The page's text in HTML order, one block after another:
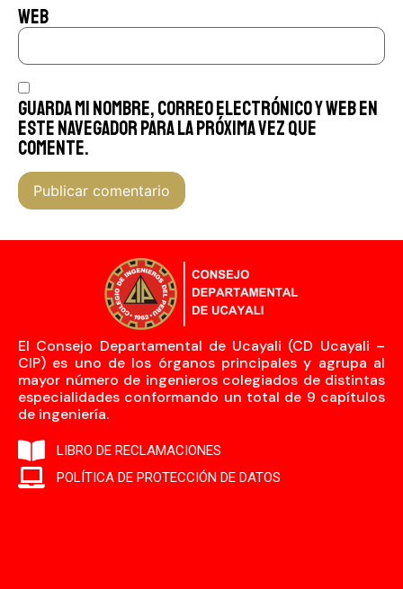
Web
Guarda mi nombre, correo electrónico y web en
este navegador para la próxima vez que
comente.
El Consejo Departamental de Ucayali (CD Ucayali –
CIP) es uno de los órganos principales y agrupa al
mayor número de ingenieros colegiados de distintas
especialidades conformando un total de 9 capítulos
de ingeniería.
LIBRO DE RECLAMACIONES
POLÍTICA DE PROTECCIÓN DE DATOS